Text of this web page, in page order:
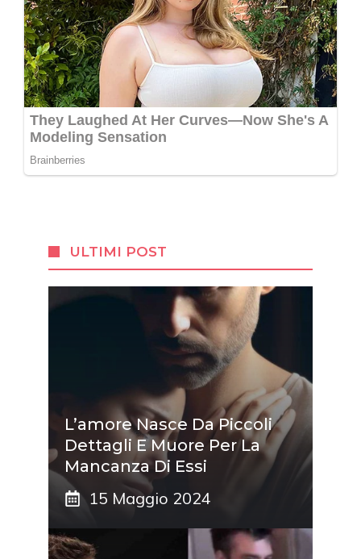
ULTIMI POST
L’amore Nasce Da Piccoli
Dettagli E Muore Per La
Mancanza Di Essi
15 Maggio 2024